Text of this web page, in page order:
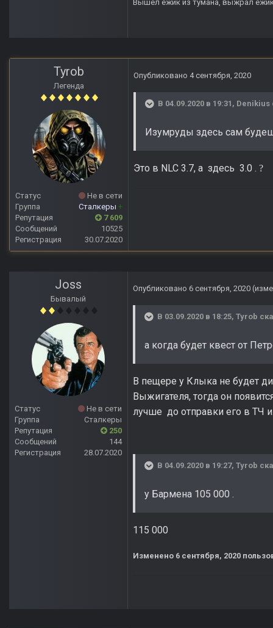
Вышел ежик из тумана, выжрал ежик
Tyrob
Легенда
Статус
Не в сети
Группа
Сталкеры +
Репутация
7 609
Сообщений
10525
Регистрация
30.07.2020
Опубликовано 4 сентября, 2020
В 04.09.2020 в 19:31, Denikius
Изумруды здесь сам
Это в NLC 3.7, а здесь 3.0 . ?
Joss
Бывалый
Статус
Не в сети
Группа
Сталкеры
Репутация
250
Сообщений
144
Регистрация
28.07.2020
Опубликовано 6 сентября, 2020
В 03.09.2020 в 18:25, Tyrob
а когда будет квест от
В пещере у Клыка не будет
Выжигателя, тогда он
лучше до отправки его в ТЧ
В 04.09.2020 в 19:27, Tyrob
у Бармена 105 000 .
115 000
Изменено 6 сентября, 2020